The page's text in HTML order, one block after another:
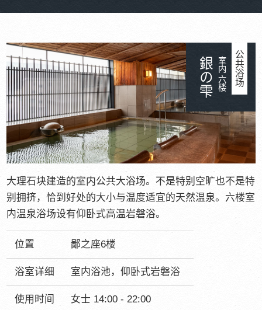
公共浴场
室内 六楼
銀の雫
大理石块建造的室内公共大浴场。不是特别空旷也不是特
别拥挤，恰到好处的大小与温度适宜的天然温泉。六楼室
内温泉浴场设有仰卧式高温岩磐浴。
位置 鄙之座6楼
浴室详细 室内浴池，仰卧式岩磐浴
使用时间
女士 14:00 - 22:00